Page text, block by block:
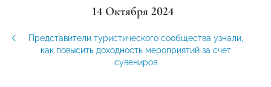
14 Октября 2024
Представители туристического сообщества узнали,
как повысить доходность мероприятий за счет
сувениров